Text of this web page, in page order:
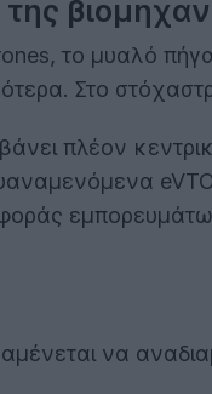
το μυαλό
Στο
πλέον
να